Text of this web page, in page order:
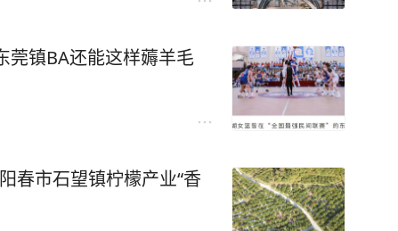
莞镇BA还能这样薅羊毛
春市石望镇柠檬产业“香